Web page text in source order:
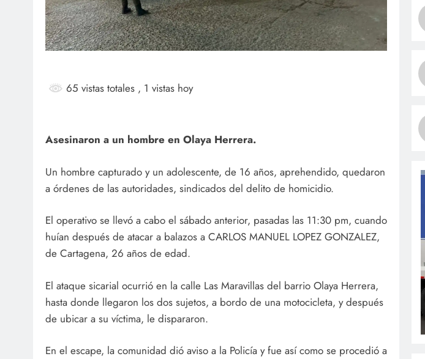
65 vistas totales , 1 vistas hoy
Asesinaron a un hombre en Olaya Herrera.
Un hombre capturado y un adolescente, de 16 años, aprehendido, quedaron
a órdenes de las autoridades, sindicados del delito de homicidio.
El operativo se llevó a cabo el sábado anterior, pasadas las 11:30 pm, cuando
huían después de atacar a balazos a CARLOS MANUEL LOPEZ GONZALEZ,
de Cartagena, 26 años de edad.
El ataque sicarial ocurrió en la calle Las Maravillas del barrio Olaya Herrera,
hasta donde llegaron los dos sujetos, a bordo de una motocicleta, y después
de ubicar a su víctima, le dispararon.
En el escape, la comunidad dió aviso a la Policía y fue así como se procedió a